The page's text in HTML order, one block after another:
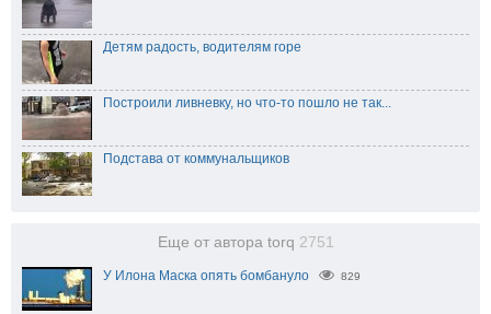
Детям радость, водителям горе
Построили ливневку, но что-то пошло не так...
Подстава от коммунальщиков
Еще от автора torq 2751
У Илона Маска опять бомбануло 829